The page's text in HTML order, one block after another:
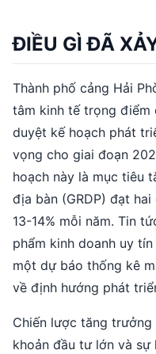
ĐIỀU GÌ ĐÃ
Thành phố cảng Hải
tâm kinh tế trọng điểm
duyệt kế hoạch phát
vọng cho giai đoạn
hoạch này là mục tiêu
địa bàn (GRDP) đạt
13-14% mỗi năm. Tin
phẩm kinh doanh uy
một dự báo thống kê
về định hướng phát
Chiến lược tăng
khoản đầu tư lớn và sự